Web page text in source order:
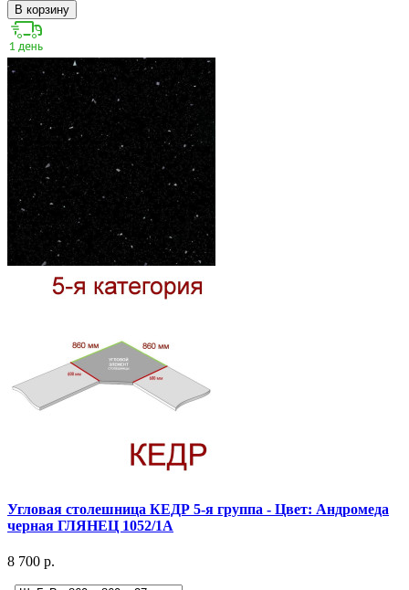
В корзину
Угловая столешница КЕДР 5-я группа - Цвет: Андромеда
черная ГЛЯНЕЦ 1052/1А
8 700 р.